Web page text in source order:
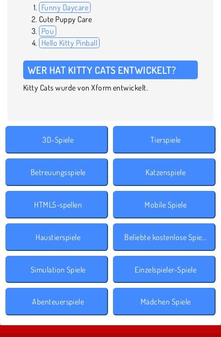
Funny Daycare
Cute Puppy Care
Pou
Hello Kitty Pinball
WER HAT KITTY CATS ENTWICKELT?
Kitty Cats wurde von Xform entwickelt.
3D-Spiele Tierspiele
Betreuungsspiele Katzenspiele
HTML5-spellen Mobile Spiele
Haustierspiele Beliebte kostenlose Spiele
Simulation Spiele Einzelspieler-Spiele
Abenteuerspiele Mädchen Spiele